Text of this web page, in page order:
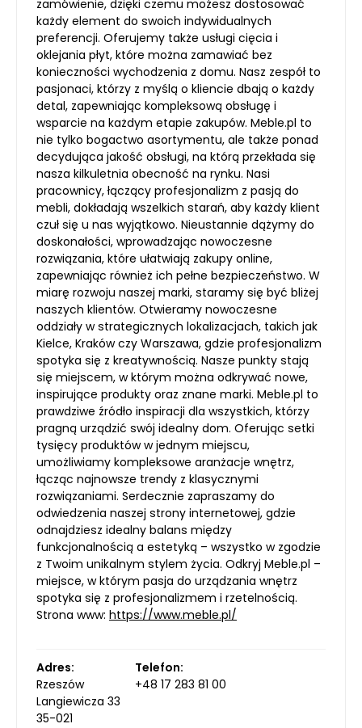
zamówienie, dzięki czemu możesz dostosować
każdy element do swoich indywidualnych
preferencji. Oferujemy także usługi cięcia i
oklejania płyt, które można zamawiać bez
konieczności wychodzenia z domu. Nasz zespół to
pasjonaci, którzy z myślą o kliencie dbają o każdy
detal, zapewniając kompleksową obsługę i
wsparcie na każdym etapie zakupów. Meble.pl to
nie tylko bogactwo asortymentu, ale także ponad
decydująca jakość obsługi, na którą przekłada się
nasza kilkuletnia obecność na rynku. Nasi
pracownicy, łączący profesjonalizm z pasją do
mebli, dokładają wszelkich starań, aby każdy klient
czuł się u nas wyjątkowo. Nieustannie dążymy do
doskonałości, wprowadzając nowoczesne
rozwiązania, które ułatwiają zakupy online,
zapewniając również ich pełne bezpieczeństwo. W
miarę rozwoju naszej marki, staramy się być bliżej
naszych klientów. Otwieramy nowoczesne
oddziały w strategicznych lokalizacjach, takich jak
Kielce, Kraków czy Warszawa, gdzie profesjonalizm
spotyka się z kreatywnością. Nasze punkty stają
się miejscem, w którym można odkrywać nowe,
inspirujące produkty oraz znane marki. Meble.pl to
prawdziwe źródło inspiracji dla wszystkich, którzy
pragną urządzić swój idealny dom. Oferując setki
tysięcy produktów w jednym miejscu,
umożliwiamy kompleksowe aranżacje wnętrz,
łącząc najnowsze trendy z klasycznymi
rozwiązaniami. Serdecznie zapraszamy do
odwiedzenia naszej strony internetowej, gdzie
odnajdziesz idealny balans między
funkcjonalnością a estetyką – wszystko w zgodzie
z Twoim unikalnym stylem życia. Odkryj Meble.pl –
miejsce, w którym pasja do urządzania wnętrz
spotyka się z profesjonalizmem i rzetelnością.
Strona www: https://www.meble.pl/
Adres:
Rzeszów
Langiewicza 33
35-021
Telefon:
+48 17 283 81 00